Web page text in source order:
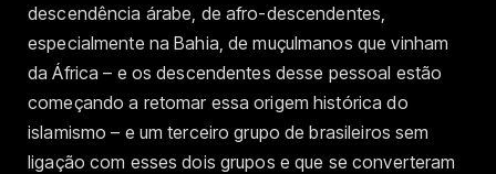
descendência árabe, de afro-descendentes,
especialmente na Bahia, de muçulmanos que vinham
da África – e os descendentes desse pessoal estão
começando a retomar essa origem histórica do
islamismo – e um terceiro grupo de brasileiros sem
ligação com esses dois grupos e que se converteram